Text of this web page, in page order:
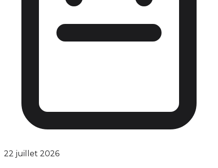
22 juillet 2026